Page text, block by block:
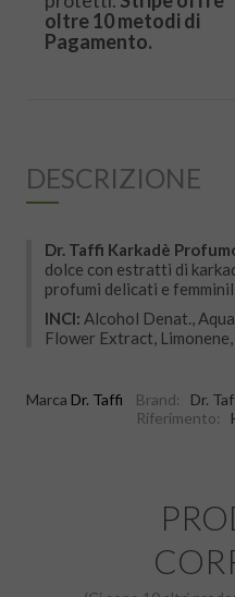
oltre 10 metodi di
Pagamento.
DESCRIZIONE
Dr. Taffi Karkadè
dolce con estratti di
profumi delicati e
INCI: Alcohol Denat.,
Flower Extract,
Marca Dr. Taffi Brand:
Dr.
Riferimento: